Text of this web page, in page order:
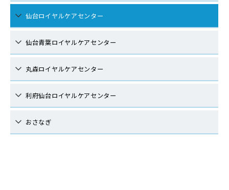
仙台ロイヤルケアセンター
仙台青葉ロイヤルケアセンター
丸森ロイヤルケアセンター
利府仙台ロイヤルケアセンター
おさなぎ